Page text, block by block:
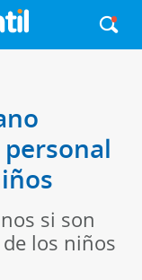
si son
los niños